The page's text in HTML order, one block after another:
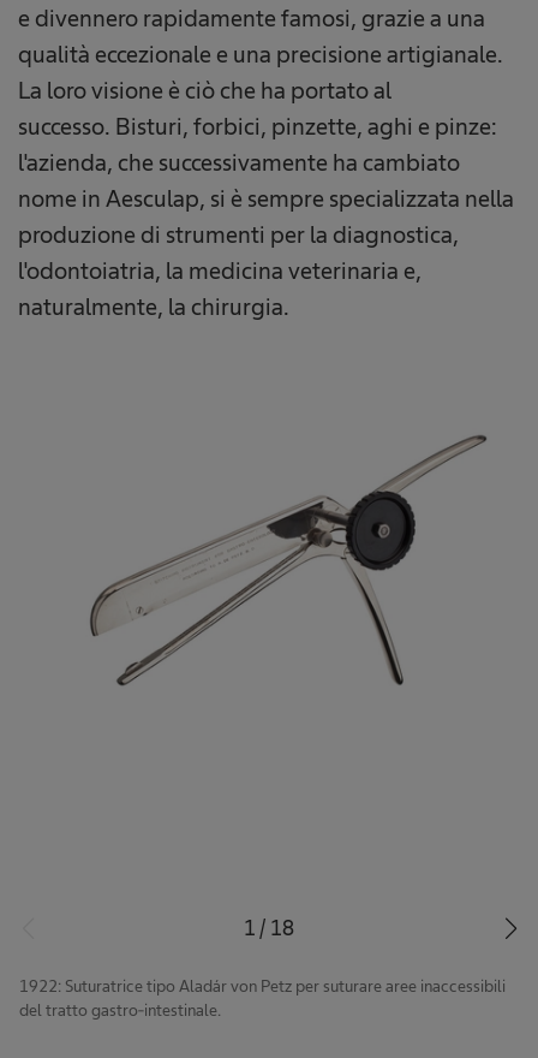
e divennero rapidamente famosi, grazie a una
qualità eccezionale e una precisione artigianale.
La loro visione è ciò che ha portato al
successo. Bisturi, forbici, pinzette, aghi e pinze:
l'azienda, che successivamente ha cambiato
nome in Aesculap, si è sempre specializzata nella
produzione di strumenti per la diagnostica,
l'odontoiatria, la medicina veterinaria e,
naturalmente, la chirurgia.
1 / 18
1922: Suturatrice tipo Aladár von Petz per suturare aree inaccessibili
del tratto gastro-intestinale.